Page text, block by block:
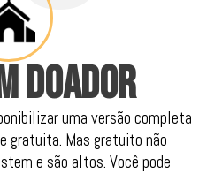
DOADOR
uma versão completa
gratuita. Mas gratuito não
e são altos. Você pode